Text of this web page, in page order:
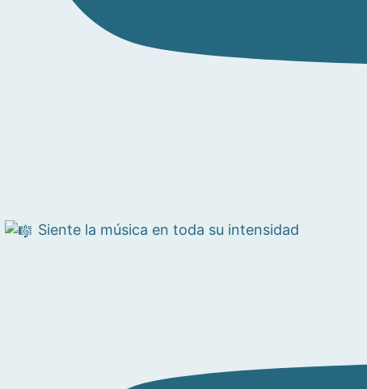
Siente la música en toda su intensidad